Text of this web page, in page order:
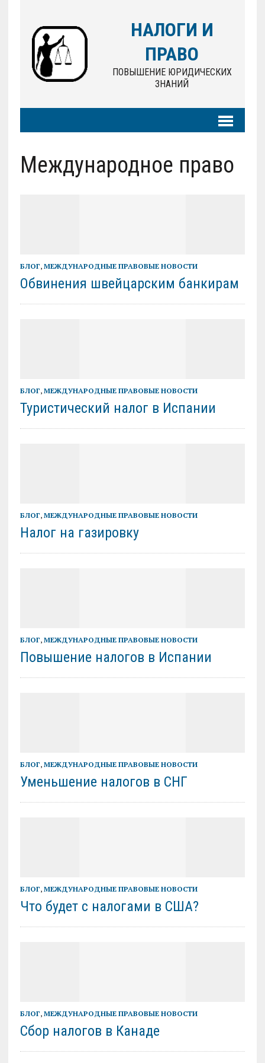
НАЛОГИ И
ПРАВО
ПОВЫШЕНИЕ ЮРИДИЧЕСКИХ
ЗНАНИЙ
Международное право
БЛОГ, МЕЖДУНАРОДНЫЕ ПРАВОВЫЕ НОВОСТИ
Обвинения швейцарским банкирам
БЛОГ, МЕЖДУНАРОДНЫЕ ПРАВОВЫЕ НОВОСТИ
Туристический налог в Испании
БЛОГ, МЕЖДУНАРОДНЫЕ ПРАВОВЫЕ НОВОСТИ
Налог на газировку
БЛОГ, МЕЖДУНАРОДНЫЕ ПРАВОВЫЕ НОВОСТИ
Повышение налогов в Испании
БЛОГ, МЕЖДУНАРОДНЫЕ ПРАВОВЫЕ НОВОСТИ
Уменьшение налогов в СНГ
БЛОГ, МЕЖДУНАРОДНЫЕ ПРАВОВЫЕ НОВОСТИ
Что будет с налогами в США?
БЛОГ, МЕЖДУНАРОДНЫЕ ПРАВОВЫЕ НОВОСТИ
Сбор налогов в Канаде